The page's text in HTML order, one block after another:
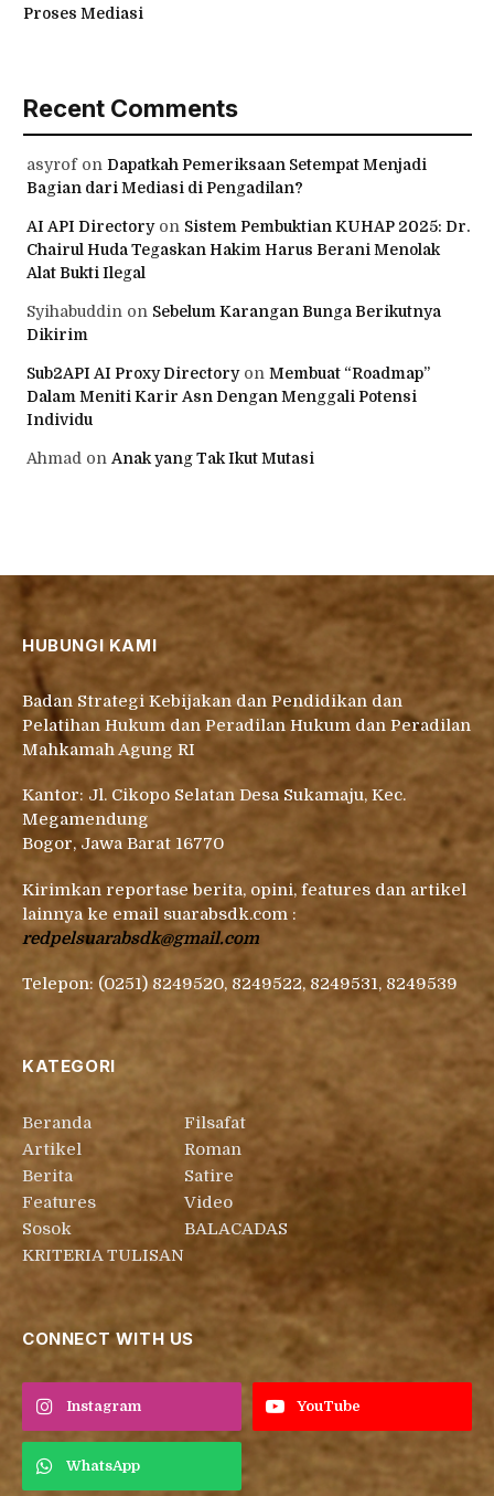
Proses Mediasi
Recent Comments
asyrofon Dapatkah Pemeriksaan Setempat Menjadi
Bagian dari Mediasi di Pengadilan?
AI API Directoryon Sistem Pembuktian KUHAP 2025: Dr.
Chairul Huda Tegaskan Hakim Harus Berani Menolak
Alat Bukti Ilegal
Syihabuddin on Sebelum Karangan Bunga Berikutnya
Dikirim
Sub2API AI Proxy Directoryon Membuat “Roadmap”
Dalam Meniti Karir Asn Dengan Menggali Potensi
Individu
Ahmad on Anak yang Tak Ikut Mutasi
HUBUNGI KAMI
Badan Strategi Kebijakan dan Pendidikan dan
Pelatihan Hukum dan Peradilan Hukum dan Peradilan
Mahkamah Agung RI
Kantor: Jl. Cikopo Selatan Desa Sukamaju, Kec.
Megamendung
Bogor, Jawa Barat 16770
Kirimkan reportase berita, opini, features dan artikel
lainnya ke email suarabsdk.com :
redpelsuarabsdk@gmail.com
Telepon: (0251) 8249520, 8249522, 8249531, 8249539
KATEGORI
Beranda
Artikel
Berita
Features
Sosok
KRITERIA TULISAN
Filsafat
Roman
Satire
Video
BALACADAS
CONNECT WITH US
Instagram YouTube
WhatsApp